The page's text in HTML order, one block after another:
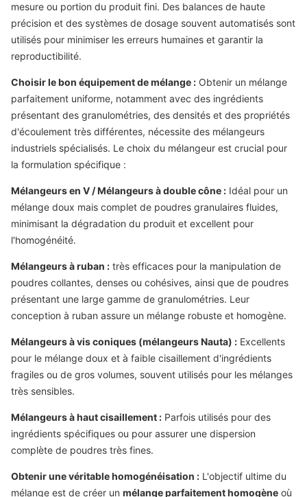
mesure ou portion du produit fini. Des balances de haute
précision et des systèmes de dosage souvent automatisés sont
utilisés pour minimiser les erreurs humaines et garantir la
reproductibilité.
Choisir le bon équipement de mélange : Obtenir un mélange
parfaitement uniforme, notamment avec des ingrédients
présentant des granulométries, des densités et des propriétés
d'écoulement très différentes, nécessite des mélangeurs
industriels spécialisés. Le choix du mélangeur est crucial pour
la formulation spécifique :
Mélangeurs en V / Mélangeurs à double cône : Idéal pour un
mélange doux mais complet de poudres granulaires fluides,
minimisant la dégradation du produit et excellent pour
l'homogénéité.
Mélangeurs à ruban : très efficaces pour la manipulation de
poudres collantes, denses ou cohésives, ainsi que de poudres
présentant une large gamme de granulométries. Leur
conception à ruban assure un mélange robuste et homogène.
Mélangeurs à vis coniques (mélangeurs Nauta) : Excellents
pour le mélange doux et à faible cisaillement d'ingrédients
fragiles ou de gros volumes, souvent utilisés pour les mélanges
très sensibles.
Mélangeurs à haut cisaillement : Parfois utilisés pour des
ingrédients spécifiques ou pour assurer une dispersion
complète de poudres très fines.
Obtenir une véritable homogénéisation : L'objectif ultime du
mélange est de créer un mélange parfaitement homogène où